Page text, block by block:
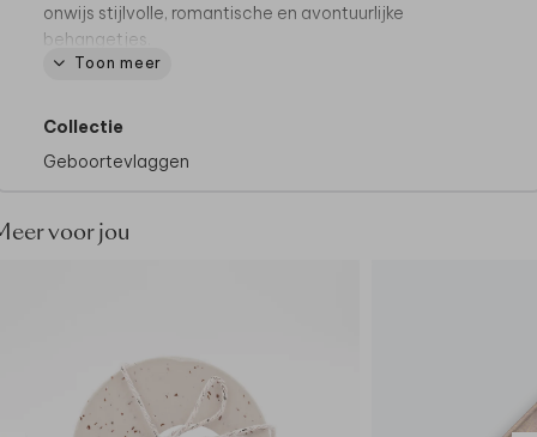
onwijs stijlvolle, romantische en avontuurlijke
behangetjes.
Toon meer
Collectie
Geboortevlaggen
voor jou